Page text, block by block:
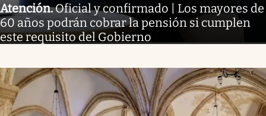
Atención.Oficial y confirmado | Los mayores de
60 años podrán cobrar la pensión si cumplen
este requisito del Gobierno